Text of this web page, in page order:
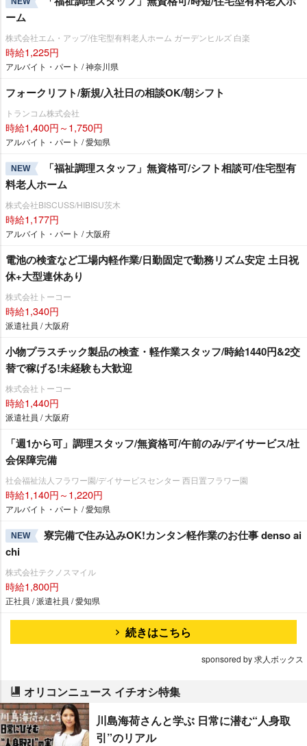
ーム
株式会社エム・アップ/住宅型有料老人ホーム ガーデンヒルズ 白楽
時給1,225円
アルバイト・パート / 神奈川県
フォークリフト/新規/入社日の相談OK/朝シフト
トランコム株式会社
時給1,400円～1,750円
アルバイト・パート / 愛知県
NEW
「福祉調理スタッフ」無資格可/シフト相談可/住宅型有
料老人ホーム
株式会社BISCUSS/HIBISU茨木
時給1,177円
アルバイト・パート / 大阪府
電池の検査など工場内軽作業/日勤固定で勤務リズム安定 土日祝
休+大型連休あり
株式会社トーコー
時給1,340円
派遣社員 / 大阪府
小物プラスチック製品の検査・軽作業スタッフ/時給1440円&2交
替で稼げる!未経験も大歓迎
株式会社トーコー
時給1,440円
派遣社員 / 大阪府
「週1から可」調理スタッフ/無資格可/午前のみ/デイサービス/社
会保障完備
社会福祉法人フラワー園/デイサービスセンター 西日置フラワー園
時給1,140円～1,220円
アルバイト・パート / 愛知県
NEW
寮完備で住み込みOK!カンタン軽作業のお仕事 denso ai
chi
株式会社テクノスマイル
時給1,800円
正社員 / 派遣社員 / 愛知県
続きはこちら
sponsored by 求人ボックス
オリコンニュース イチオシ特集
川島海荷さんと学ぶ 日常に潜む“人身取
引”のリアル